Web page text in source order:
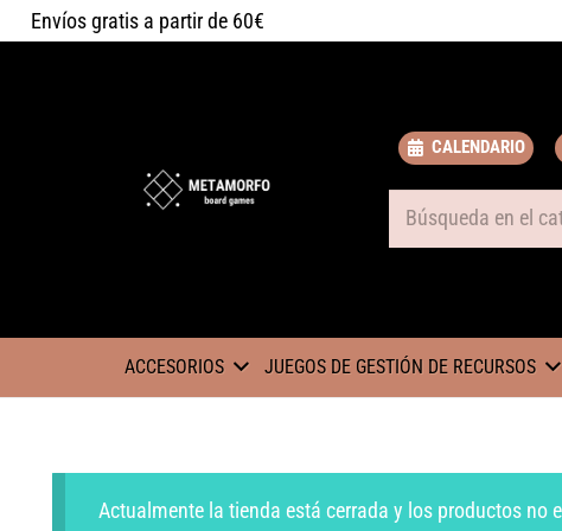
Envíos gratis a partir de 60€
CALENDARIO
ACCESORIOS JUEGOS DE GESTIÓN DE RECURSOS
Actualmente la tienda está cerrada y los productos no